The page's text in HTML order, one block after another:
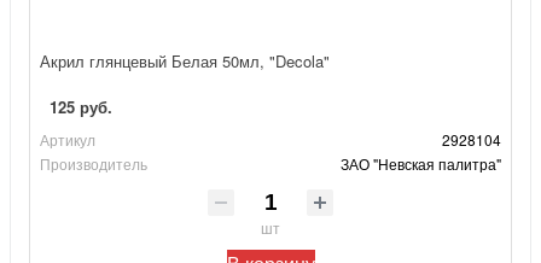
Акрил глянцевый Белая 50мл, "Decola"
125 руб.
Артикул
2928104
Производитель
ЗАО "Невская палитра"
шт